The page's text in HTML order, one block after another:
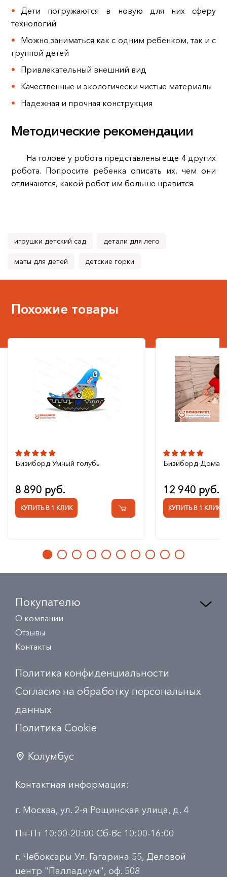
Дети погружаются в новую для них сферу
технологий
Можно заниматься как с одним ребенком, так и с
группой детей
Привлекательный внешний вид
Качественные и экологически чистые материалы
Надежная и прочная конструкция
Методические рекомендации
На голове у робота представлены еще 4 других
робота. Попросите ребенка описать их, чем они
отличаются, какой робот им больше нравится.
игрушки детский сад детали для лего
маты для детей детские горки
Похожие товары
Бизиборд Умный голубь
8 890 руб.
КУПИТЬ В 1 КЛИК
Бизиборд
12 940 руб.
КУПИТЬ В 1 КЛИК
Покупателю
О компании
Отзывы
Контакты
Политика конфиденциальности
Согласие на обработку персональных
данных
Политика Сookie
Колумбус
Контактная информация:
г. Москва, ул. 2-я Рощинская улица, д. 4
Пн-Пт 10:00-20:00 Сб-Вс 10:00-16:00
г. Чебоксары Ул. Гагарина 55, Деловой
центр "Палладиум", оф. 508